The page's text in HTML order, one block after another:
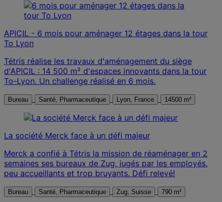
APICIL - 6 mois pour aménager 12 étages dans la tour
To Lyon
Tétris réalise les travaux d'aménagement du siège
d'APICIL : 14 500 m² d'espaces innovants dans la tour
To-Lyon. Un challenge réalisé en 6 mois.
Bureau Santé, Pharmaceutique Lyon, France 14500 m²
La société Merck face à un défi majeur
Merck a confié à Tétris la mission de réaménager en 2
semaines ses bureaux de Zug, jugés par les employés,
peu accueillants et trop bruyants. Défi relevé!
Bureau Santé, Pharmaceutique Zug, Suisse 790 m²